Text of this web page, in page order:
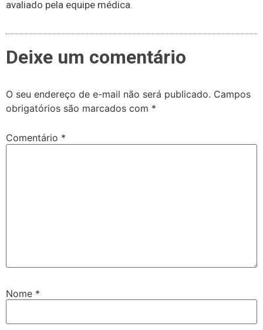
avaliado pela equipe médica.
Deixe um comentário
O seu endereço de e-mail não será publicado. Campos
obrigatórios são marcados com *
Comentário *
Nome *